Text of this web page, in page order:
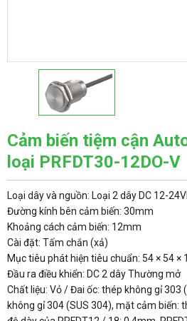
Cảm biến tiệm cận
loại PRFDT30-12DO-V
Loại dây và nguồn: Loại 2 dây DC 12-
Đường kính bên cảm biến: 30mm
Khoảng cách cảm biến: 12mm
Cài đặt: Tấm chắn (xả)
Mục tiêu phát hiện tiêu chuẩn: 54 × 54 ×
Đầu ra điều khiển: DC 2 dây Thường mở
Chất liệu: Vỏ / Đai ốc: thép không gỉ 303
không gỉ 304 (SUS 304), mặt cảm biến: